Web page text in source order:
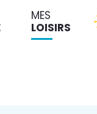
MES
LOISIRS